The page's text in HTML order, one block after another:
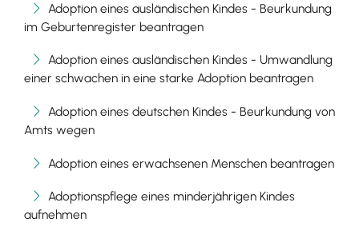
Adoption eines ausländischen Kindes - Beurkundung
im Geburtenregister beantragen
Adoption eines ausländischen Kindes - Umwandlung
einer schwachen in eine starke Adoption beantragen
Adoption eines deutschen Kindes - Beurkundung von
Amts wegen
Adoption eines erwachsenen Menschen beantragen
Adoptionspflege eines minderjährigen Kindes
aufnehmen